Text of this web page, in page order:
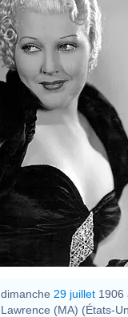
dimanche 29 juillet 1906
Lawrence (MA) (États-